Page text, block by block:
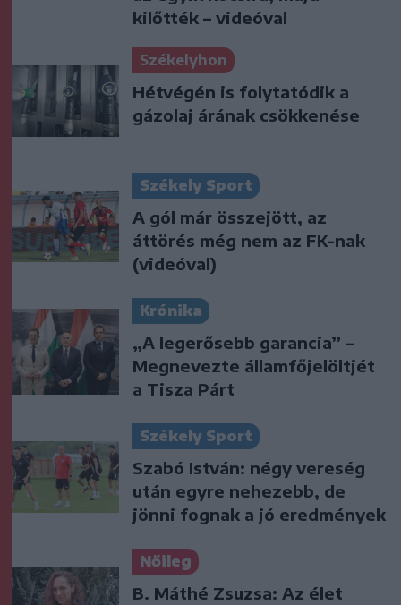
kilőtték – videóval
Székelyhon
Hétvégén is folytatódik a
gázolaj árának csökkenése
Székely Sport
A gól már összejött, az
áttörés még nem az FK-nak
(videóval)
Krónika
„A legerősebb garancia” –
Megnevezte államfőjelöltjét
a Tisza Párt
Székely Sport
Szabó István: négy vereség
után egyre nehezebb, de
jönni fognak a jó eredmények
Nőileg
B. Máthé Zsuzsa: Az élet